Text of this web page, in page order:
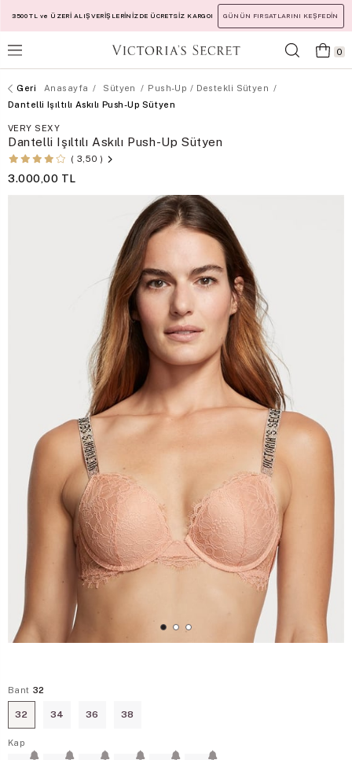
3500 TL ve ÜZERİ ALIŞVERİŞLERİNİZDE ÜCRETSİZ KARGO! GÜNÜN FIRSATLARINI KEŞFEDİN
0
Anasayfa Sütyen
Push-Up / Destekli Sütyen
Dantelli Işıltılı Askılı Push-Up Sütyen
VERY SEXY
Dantelli Işıltılı Askılı Push-Up Sütyen
3,50
3.000,00 TL
Bant 32
32 34 36 38
Kap